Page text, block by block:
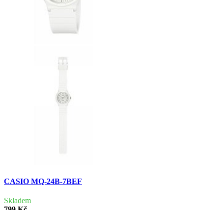
CASIO MQ-24B-7BEF
Skladem